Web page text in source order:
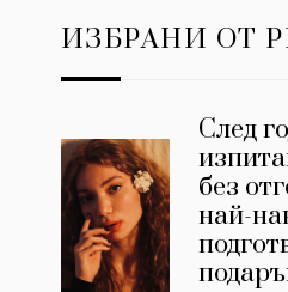
ИЗБРАНИ ОТ
След
без
най-